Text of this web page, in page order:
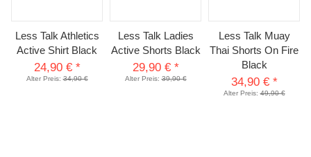
Less Talk Athletics
Active Shirt Black
24,90 € *
Alter Preis:34,90 €
Less Talk Ladies
Active Shorts Black
29,90 € *
Alter Preis:39,90 €
Less Talk Muay
Thai Shorts On Fire
Black
34,90 € *
Alter Preis:49,90 €